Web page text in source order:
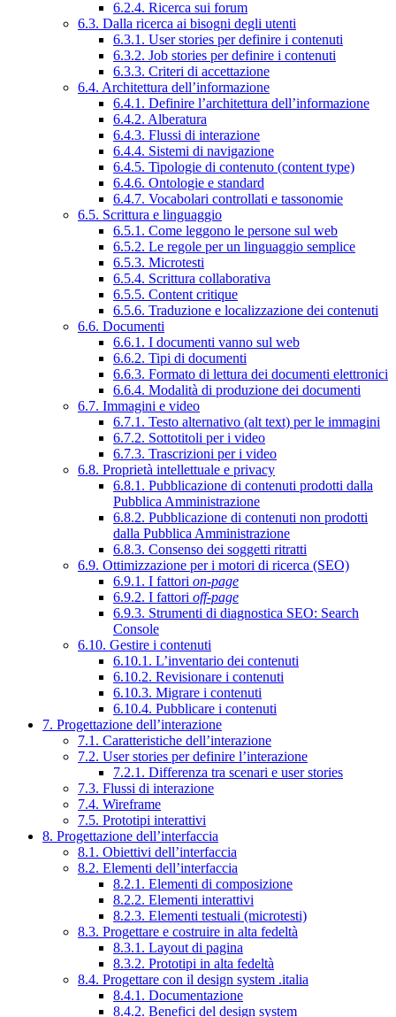
6.2.4. Ricerca sui forum
6.3. Dalla ricerca ai bisogni degli utenti
6.3.1. User stories per definire i contenuti
6.3.2. Job stories per definire i contenuti
6.3.3. Criteri di accettazione
6.4. Architettura dell’informazione
6.4.1. Definire l’architettura dell’informazione
6.4.2. Alberatura
6.4.3. Flussi di interazione
6.4.4. Sistemi di navigazione
6.4.5. Tipologie di contenuto (content type)
6.4.6. Ontologie e standard
6.4.7. Vocabolari controllati e tassonomie
6.5. Scrittura e linguaggio
6.5.1. Come leggono le persone sul web
6.5.2. Le regole per un linguaggio semplice
6.5.3. Microtesti
6.5.4. Scrittura collaborativa
6.5.5. Content critique
6.5.6. Traduzione e localizzazione dei contenuti
6.6. Documenti
6.6.1. I documenti vanno sul web
6.6.2. Tipi di documenti
6.6.3. Formato di lettura dei documenti elettronici
6.6.4. Modalità di produzione dei documenti
6.7. Immagini e video
6.7.1. Testo alternativo (alt text) per le immagini
6.7.2. Sottotitoli per i video
6.7.3. Trascrizioni per i video
6.8. Proprietà intellettuale e privacy
6.8.1. Pubblicazione di contenuti prodotti dalla
Pubblica Amministrazione
6.8.2. Pubblicazione di contenuti non prodotti
dalla Pubblica Amministrazione
6.8.3. Consenso dei soggetti ritratti
6.9. Ottimizzazione per i motori di ricerca (SEO)
6.9.1. I fattori on-page
6.9.2. I fattori off-page
6.9.3. Strumenti di diagnostica SEO: Search
Console
6.10. Gestire i contenuti
6.10.1. L’inventario dei contenuti
6.10.2. Revisionare i contenuti
6.10.3. Migrare i contenuti
6.10.4. Pubblicare i contenuti
7. Progettazione dell’interazione
7.1. Caratteristiche dell’interazione
7.2. User stories per definire l’interazione
7.2.1. Differenza tra scenari e user stories
7.3. Flussi di interazione
7.4. Wireframe
7.5. Prototipi interattivi
8. Progettazione dell’interfaccia
8.1. Obiettivi dell’interfaccia
8.2. Elementi dell’interfaccia
8.2.1. Elementi di composizione
8.2.2. Elementi interattivi
8.2.3. Elementi testuali (microtesti)
8.3. Progettare e costruire in alta fedeltà
8.3.1. Layout di pagina
8.3.2. Prototipi in alta fedeltà
8.4. Progettare con il design system .italia
8.4.1. Documentazione
8.4.2. Benefici del design system